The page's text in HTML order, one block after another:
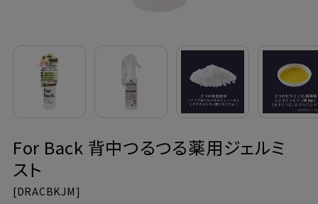
ご利用案内
会員登録でお得
NEWS一覧
For Back 背中つるつる薬用ジェルミ
スト
[DRACBKJM]